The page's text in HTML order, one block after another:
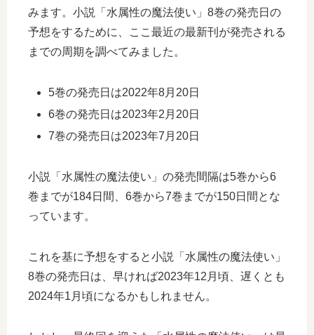
みます。小説「水属性の魔法使い」8巻の発売日の
予想をするために、ここ最近の最新刊が発売される
までの周期を調べてみました。
5巻の発売日は2022年8月20日
6巻の発売日は2023年2月20日
7巻の発売日は2023年7月20日
小説「水属性の魔法使い」の発売間隔は5巻から6
巻までが184日間、6巻から7巻までが150日間とな
っています。
これを基に予想をすると小説「水属性の魔法使い」
8巻の発売日は、早ければ2023年12月頃、遅くとも
2024年1月頃になるかもしれません。